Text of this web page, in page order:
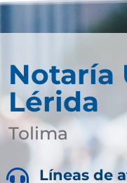
Notaría
Lérida
Tolima
Líneas de